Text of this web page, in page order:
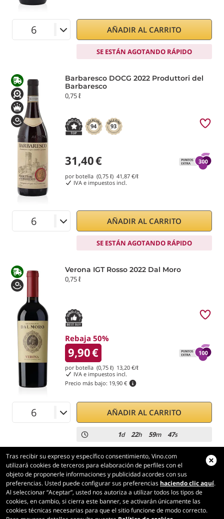
AÑADIR AL CARRITO
SE ESTÁN AGOTANDO RÁPIDO
Barbaresco DOCG 2022 Produttori del
Barbaresco
0,75 ℓ
94 93
31,40€
por botella (0,75 ℓ) 41,87 €/ℓ
IVA e impuestos incl.
AÑADIR AL CARRITO
SE ESTÁN AGOTANDO RÁPIDO
Verona IGT Rosso 2022 Dal Moro
0,75 ℓ
Rebaja 50%
9,90€
por botella (0,75 ℓ) 13,20 €/ℓ
IVA e impuestos incl.
Precio más bajo: 19,90 €
AÑADIR AL CARRITO
1d 22h 59m 47s
Tras recibir su expreso y específico consentimiento, Vino.com
utilizará cookies de terceros para elaboración de perfiles con el
objeto de proponerle informaciones y publicidad acordes con sus
preferencias. Usted puede configurar sus preferencias haciendo clic aquí.
Al seleccionar “Aceptar”, usted nos autoriza a utilizar todos los tipos de
cookies, en cambio, si cierra este banner, se activarán únicamente las
cookies técnicas necesarias para que el sitio funcione de modo correcto.
Vino.com
Made with
in Tuscany
Página cargada en 228 ms